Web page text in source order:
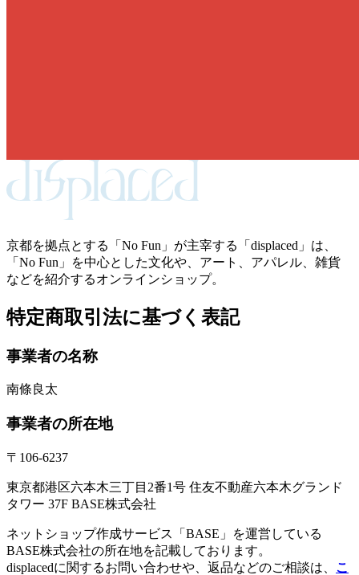
京都を拠点とする「No Fun」が主宰する「displaced」は、
「No Fun」を中心とした文化や、アート、アパレル、雑貨
などを紹介するオンラインショップ。
特定商取引法に基づく表記
事業者の名称
南條良太
事業者の所在地
〒106-6237
東京都港区六本木三丁目2番1号 住友不動産六本木グランド
タワー 37F BASE株式会社
ネットショップ作成サービス「BASE」を運営している
BASE株式会社の所在地を記載しております。
displacedに関するお問い合わせや、返品などのご相談は、 こ